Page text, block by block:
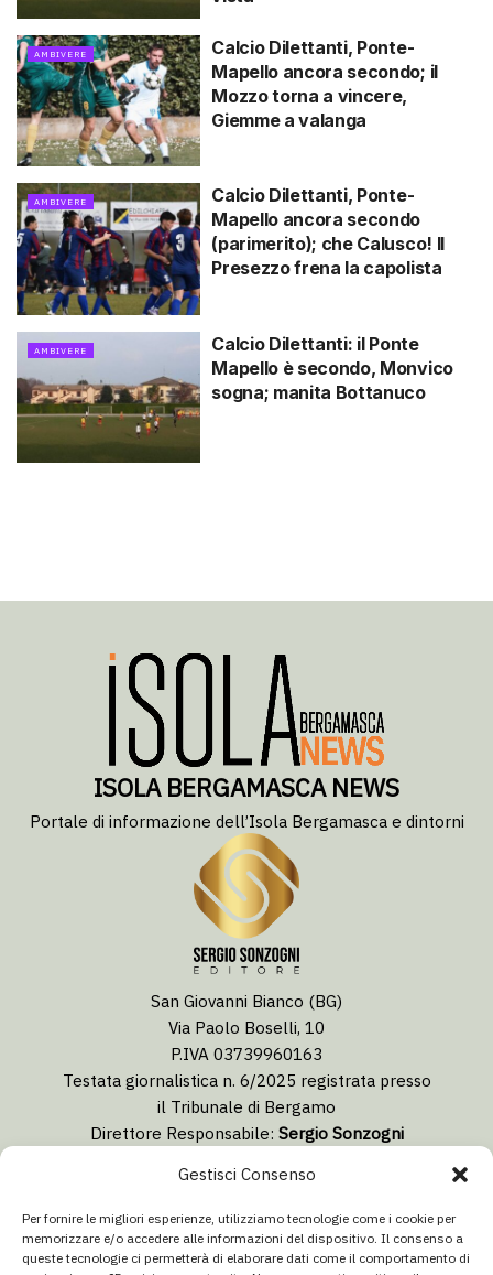
Gestisci Consenso
Per fornire le migliori esperienze, utilizziamo tecnologie come i cookie per
memorizzare e/o accedere alle informazioni del dispositivo. Il consenso a
queste tecnologie ci permetterà di elaborare dati come il comportamento di
AMBIVERE
Calcio Dilettanti, Ponte-
Mapello ancora secondo; il
Mozzo torna a vincere,
Giemme a valanga
AMBIVERE
Calcio Dilettanti, Ponte-
Mapello ancora secondo
(parimerito); che Calusco! Il
Presezzo frena la capolista
AMBIVERE
Calcio Dilettanti: il Ponte
Mapello è secondo, Monvico
sogna; manita Bottanuco
ISOLA BERGAMASCA NEWS
Portale di informazione dell’Isola Bergamasca e dintorni
San Giovanni Bianco (BG)
Via Paolo Boselli, 10
P.IVA 03739960163
Testata giornalistica n. 6/2025 registrata presso
il Tribunale di Bergamo
Direttore Responsabile: Sergio Sonzogni
redazione@isolabergamascanews.it